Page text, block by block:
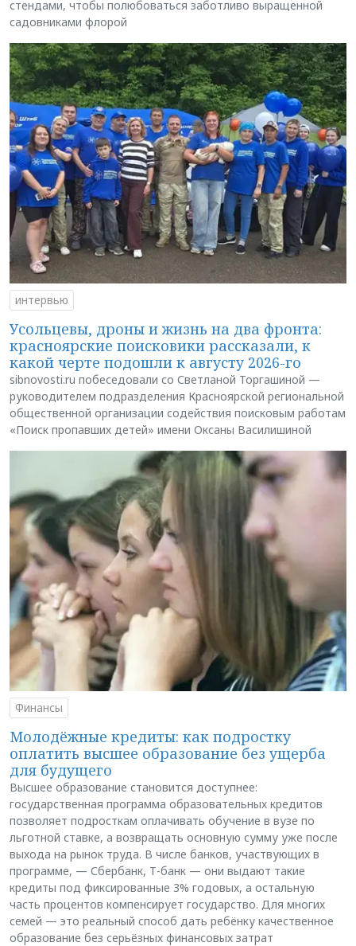
стендами, чтобы полюбоваться заботливо выращенной
садовниками флорой
интервью
Усольцевы, дроны и жизнь на два фронта:
красноярские поисковики рассказали, к
какой черте подошли к августу 2026-го
sibnovosti.ru побеседовали со Светланой Торгашиной —
руководителем подразделения Красноярской региональной
общественной организации содействия поисковым работам
«Поиск пропавших детей» имени Оксаны Василишиной
Финансы
Молодёжные кредиты: как подростку
оплатить высшее образование без ущерба
для будущего
Высшее образование становится доступнее:
государственная программа образовательных кредитов
позволяет подросткам оплачивать обучение в вузе по
льготной ставке, а возвращать основную сумму уже после
выхода на рынок труда. В числе банков, участвующих в
программе, — Сбербанк, Т-банк — они выдают такие
кредиты под фиксированные 3% годовых, а остальную
часть процентов компенсирует государство. Для многих
семей — это реальный способ дать ребёнку качественное
образование без серьёзных финансовых затрат